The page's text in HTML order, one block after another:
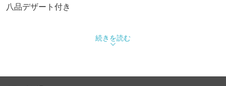
八品デザート付き
★おすすめコース 7980円→4980円（特別価格）
その他全3種類のコースを取り揃えています。２名様より
続きを読む